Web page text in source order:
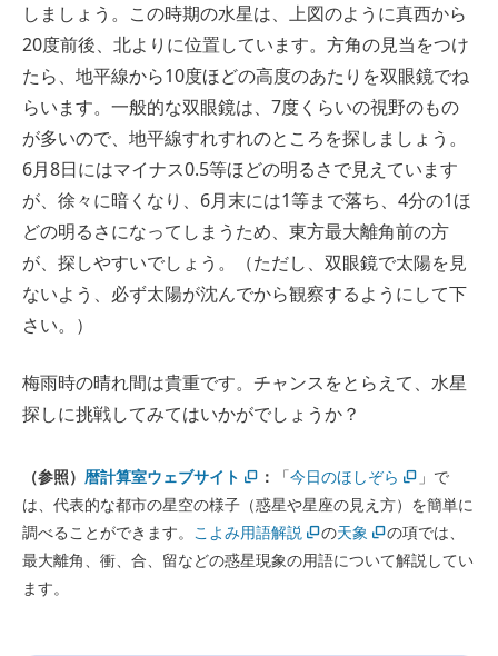
しましょう。この時期の水星は、上図のように真西から
20度前後、北よりに位置しています。方角の見当をつけ
たら、地平線から10度ほどの高度のあたりを双眼鏡でね
らいます。一般的な双眼鏡は、7度くらいの視野のもの
が多いので、地平線すれすれのところを探しましょう。
6月8日にはマイナス0.5等ほどの明るさで見えています
が、徐々に暗くなり、6月末には1等まで落ち、4分の1ほ
どの明るさになってしまうため、東方最大離角前の方
が、探しやすいでしょう。（ただし、双眼鏡で太陽を見
ないよう、必ず太陽が沈んでから観察するようにして下
さい。）
梅雨時の晴れ間は貴重です。チャンスをとらえて、水星
探しに挑戦してみてはいかがでしょうか？
（参照） 暦計算室ウェブサイト ： 「今日のほしぞら
」で
は、代表的な都市の星空の様子（惑星や星座の見え方）を簡単に
調べることができます。 こよみ用語解説 の天象
の項では、
最大離角、衝、合、留などの惑星現象の用語について解説してい
ます。